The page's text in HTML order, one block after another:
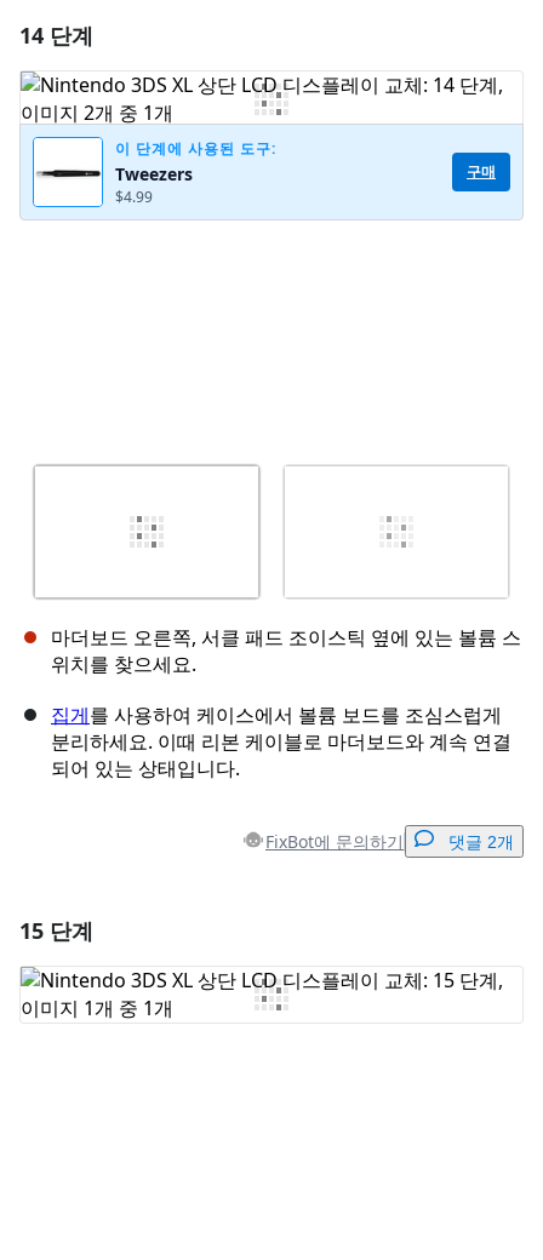
댓글 쓰기
14 단계
이 단계에 사용된 도구:
Tweezers
$4.99
구매
마더보드 오른쪽, 서클 패드 조이스틱 옆에 있는 볼륨 스
위치를 찾으세요.
집게를 사용하여 케이스에서 볼륨 보드를 조심스럽게
분리하세요. 이때 리본 케이블로 마더보드와 계속 연결
되어 있는 상태입니다.
FixBot에 문의하기 댓글 2개
댓글 쓰기
15 단계